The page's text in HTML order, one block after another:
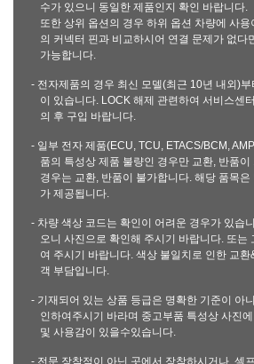
수가 있으니 동일한 제품인지 확인 바랍니다.
또한 상위 옵션의 경우 하위 옵션 차량에 사
의 커넥터 핀과 비교하시어 연결 문제가 없다
가능합니다.
- 전자제품의 경우 최신 모델(최근 10년 내외)
이 있습니다. LOCK 해제 관련하여 서비스센
의 후 구입 바랍니다.
- 일부 전자 제품(ECU, TCU, ETACS/BCM,
품의 특성상 제품 불량인 경우만 교환, 반품이
경우는 교환, 반품이 불가합니다. 해당 품목
가 제공됩니다.
- 차량 색상 코드는 확인이 어려운 경우가 있습
오니 사진으로 확인해 주시기 바랍니다. 또는
여 주시기 바랍니다. 색상 불일치로 인한 교
객 부담입니다.
- 기재되어 있는 상품 등급은 명확한 기준이 아
인하여주시기 바라며 중고부품 특성상 사진
및 사용감이 있을수있습니다.
- 전문 장착점이 아닌 곳에서 장착하시거나, 셀